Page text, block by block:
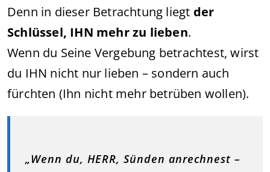
Denn in dieser Betrachtung liegt der
Schlüssel, IHN mehr zu lieben.
Wenn du Seine Vergebung betrachtest, wirst
du IHN nicht nur lieben – sondern auch
fürchten (Ihn nicht mehr betrüben wollen).
„Wenn du, HERR, Sünden anrechnest –